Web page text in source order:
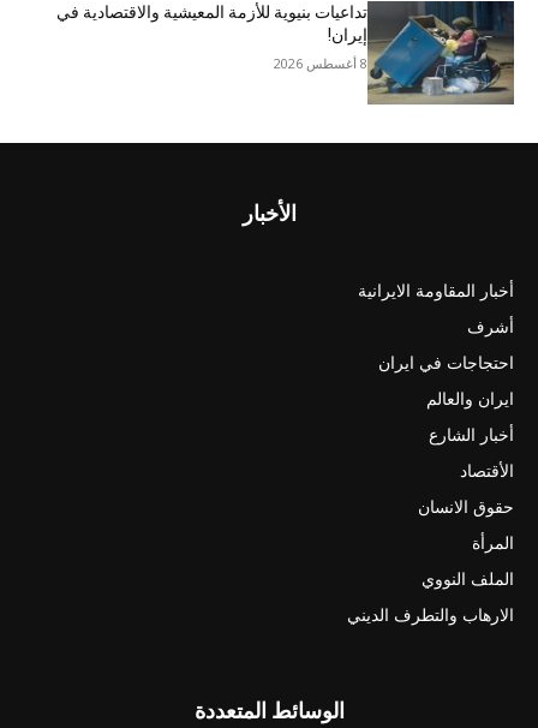
تداعيات بنيوية للأزمة المعيشية والاقتصادية في
إيران!
8 أغسطس 2026
الأخبار
أخبار المقاومة الايرانية
أشرف
احتجاجات في ايران
ايران والعالم
أخبار الشارع
الأقتصاد
حقوق الانسان
المرأة
الملف النووي
الارهاب والتطرف الديني
الوسائط المتعددة